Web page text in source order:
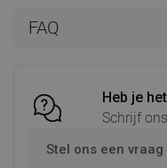
FAQ
Heb je
Schrijf ons
Stel ons een vraag